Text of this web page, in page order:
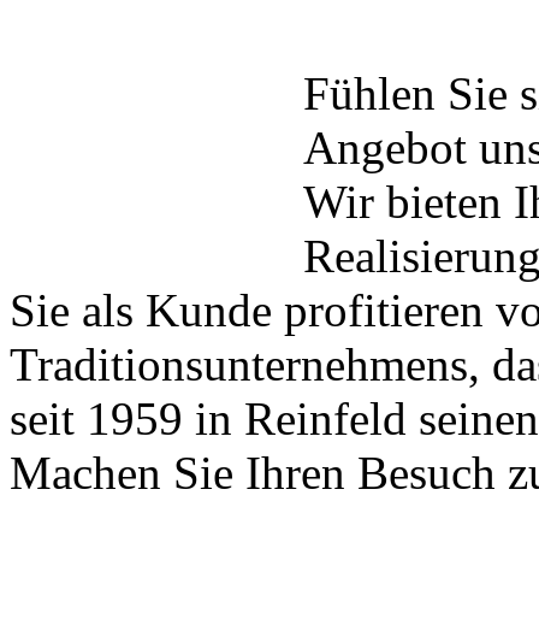
Fühlen Sie
Angebot
Wir bieten
Sie als Kunde profitieren
Traditionsunternehmens,
seit 1959 in Reinfeld
Machen Sie Ihren Besuch